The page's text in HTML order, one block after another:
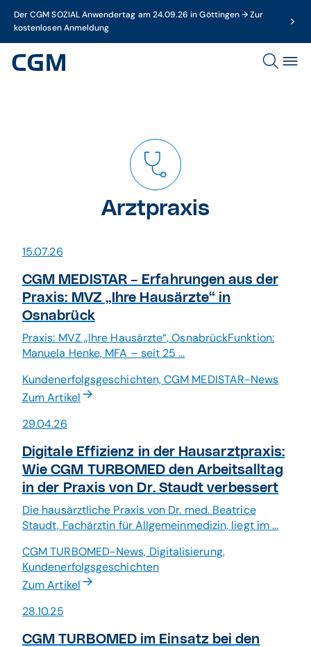
Der CGM SOZIAL Anwendertag am 24.09.26 in Göttingen → Zur
kostenlosen Anmeldung
Arztpraxis
15.07.26
CGM MEDISTAR – Erfahrungen aus der
Praxis: MVZ „Ihre Hausärzte“ in
Osnabrück
Praxis: MVZ „Ihre Hausärzte“, OsnabrückFunktion:
Manuela Henke, MFA – seit 25 ...
Kundenerfolgsgeschichten, CGM MEDISTAR-News
Zum Artikel
29.04.26
Digitale Effizienz in der Hausarztpraxis:
Wie CGM TURBOMED den Arbeitsalltag
in der Praxis von Dr. Staudt verbessert
Die hausärztliche Praxis von Dr. med. Beatrice
Staudt, Fachärztin für Allgemeinmedizin, liegt im ...
CGM TURBOMED-News, Digitalisierung,
Kundenerfolgsgeschichten
Zum Artikel
28.10.25
CGM TURBOMED im Einsatz bei den